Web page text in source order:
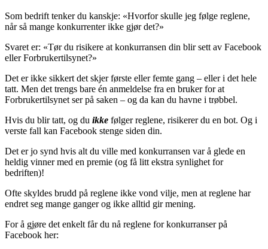
Som bedrift tenker du kanskje: «Hvorfor skulle jeg følge reglene,
når så mange konkurrenter ikke gjør det?»
Svaret er: «Tør du risikere at konkurransen din blir sett av Facebook
eller Forbrukertilsynet?»
Det er ikke sikkert det skjer første eller femte gang – eller i det hele
tatt. Men det trengs bare én anmeldelse fra en bruker for at
Forbrukertilsynet ser på saken – og da kan du havne i trøbbel.
Hvis du blir tatt, og du ikke følger reglene, risikerer du en bot. Og i
verste fall kan Facebook stenge siden din.
Det er jo synd hvis alt du ville med konkurransen var å glede en
heldig vinner med en premie (og få litt ekstra synlighet for
bedriften)!
Ofte skyldes brudd på reglene ikke vond vilje, men at reglene har
endret seg mange ganger og ikke alltid gir mening.
For å gjøre det enkelt får du nå reglene for konkurranser på
Facebook her: